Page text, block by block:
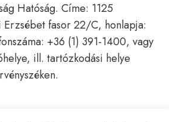
Hatóság. Címe: 1125
Erzsébet fasor 22/C, honlapja:
+36 (1) 391-1400, vagy
ill. tartózkodási helye